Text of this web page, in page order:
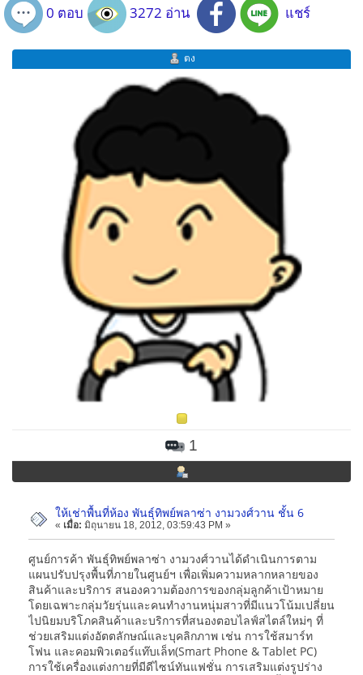
0 ตอบ 3272 อ่าน แชร์
ตง
1
ให้เช่าพื้นที่ห้อง พันธุ์ทิพย์พลาซ่า งามวงศ์วาน ชั้น 6
« เมื่อ: มิถุนายน 18, 2012, 03:59:43 PM »
ศูนย์การค้า พันธุ์ทิพย์พลาซ่า งามวงศ์วานได้ดำเนินการตาม
แผนปรับปรุงพื้นที่ภายในศูนย์ฯ เพื่อเพิ่มความหลากหลายของ
สินค้าและบริการ สนองความต้องการของกลุ่มลูกค้าเป้าหมาย
โดยเฉพาะกลุ่มวัยรุ่นและคนทำงานหนุ่มสาวที่มีแนวโน้มเปลี่ยน
ไปนิยมบริโภคสินค้าและบริการที่สนองตอบไลฟ์สไตล์ใหม่ๆ ที่
ช่วยเสริมแต่งอัตตลักษณ์และบุคลิกภาพ เช่น การใช้สมาร์ท
โฟน และคอมพิวเตอร์แท๊บเล็ท(Smart Phone & Tablet PC)
การใช้เครื่องแต่งกายที่มีดีไซน์ทันแฟชั่น การเสริมแต่งรูปร่าง